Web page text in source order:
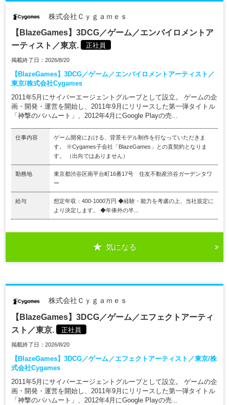
株式会社Ｃｙｇａｍｅｓ
【BlazeGames】3DCG／ゲーム／エンバイロメントア
ーティスト／東京.
正社員
掲載終了日：2026/8/20
【BlazeGames】3DCG／ゲーム／エンバイロメントアーティスト／
東京/株式会社Cygames
2011年5月にサイバーエージェントグループとして設立。 ゲームの企
画・開発・運営を開始し、2011年9月にリリースした第一弾タイトル
「神撃のバハムート」、2012年4月にGoogle Playの売...
仕事内容
ゲーム開発における、背景モデル制作を行なっていただきま
す。 ※Cygames子会社「BlazeGames」との直契約となりま
す。 （出向ではありません）
勤務地
東京都渋谷区南平台町16番17号 住友不動産渋谷ガーデンタワ
ー
給与
想定年収：400-1000万円 ◆経験・能力を考慮の上、当社規定に
より決定します。 ◆年俸外の半...
気になる
株式会社Ｃｙｇａｍｅｓ
【BlazeGames】3DCG／ゲーム／エフェクトアーティ
スト／東京.
正社員
掲載終了日：2026/8/20
【BlazeGames】3DCG／ゲーム／エフェクトアーティスト／東京/株
式会社Cygames
2011年5月にサイバーエージェントグループとして設立。 ゲームの企
画・開発・運営を開始し、2011年9月にリリースした第一弾タイトル
「神撃のバハムート」、2012年4月にGoogle Playの売...